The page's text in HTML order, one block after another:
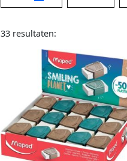
33 resultaten: